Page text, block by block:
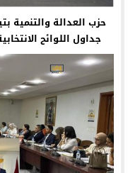
حزب العدالة والتنمية
جداول اللوائح